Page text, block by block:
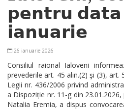
𝗽𝗲𝗻𝘁𝗿𝘂
𝗶𝗮𝗻𝘂𝗮𝗿𝗶𝗲
26 ianuarie 2026
Consiliul raional Ialoveni
prevederile art. 45 alin.(2) şi (3), art.
Legii nr. 436/2006 privind
a Dispoziție nr. 11-g din 23.01.2026,
Natalia Eremia, a dispus